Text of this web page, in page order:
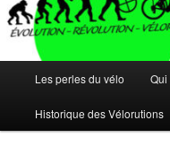
principal
Les perles du vélo Qui
Historique des Vélorutions